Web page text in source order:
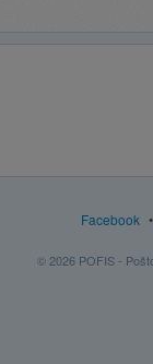
Facebook
© 2026 POFIS -